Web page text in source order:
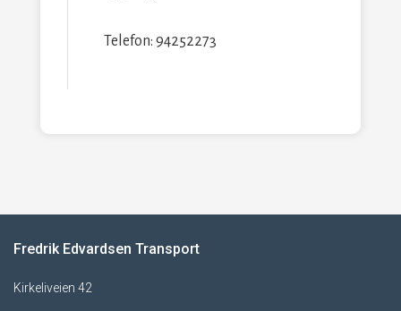
Telefon: 94252273
Fredrik Edvardsen Transport
Kirkeliveien 42